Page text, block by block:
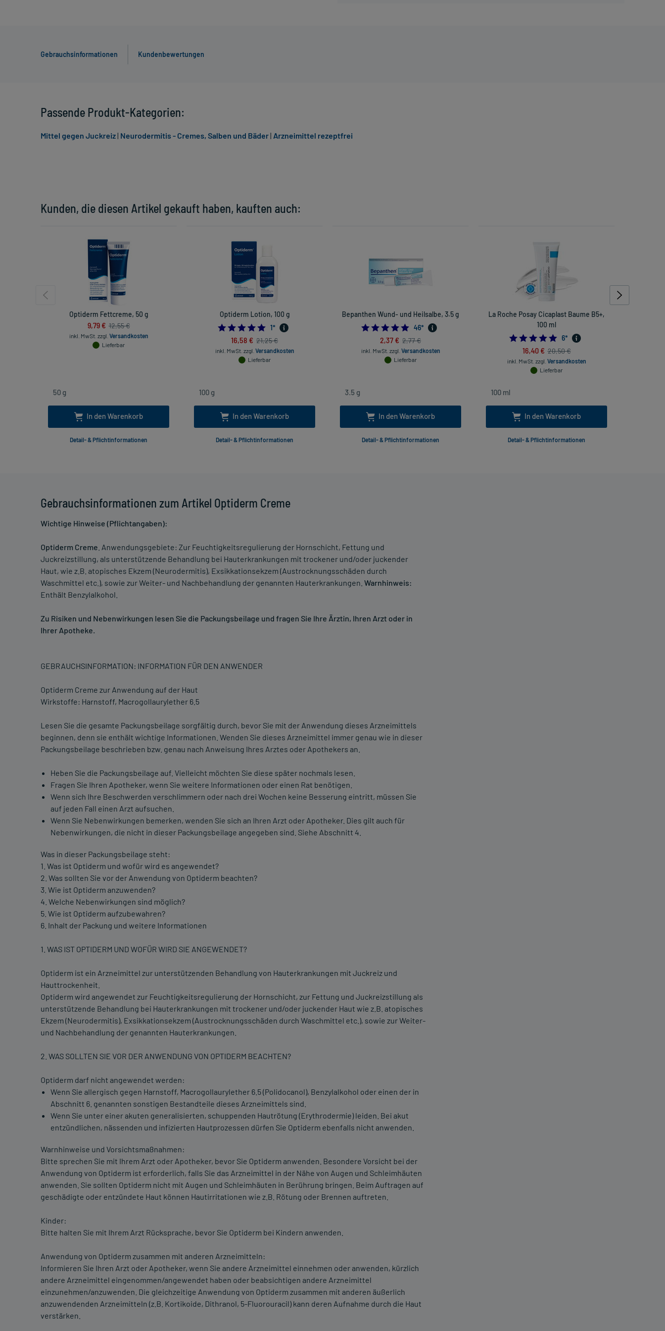
Gebrauchsinformationen Kundenbewertungen
Gebrauchsinformationen zum Artikel Optiderm Creme
Wichtige Hinweise (Pflichtangaben):
Optiderm Creme . Anwendungsgebiete: Zur Feuchtigkeitsregulierung der Hornschicht, Fettung und
Juckreizstillung, als unterstützende Behandlung bei Hauterkrankungen mit trockener und/oder juckender
Haut, wie z.B. atopisches Ekzem (Neurodermitis), Exsikkationsekzem (Austrocknungsschäden durch
Waschmittel etc.), sowie zur Weiter- und Nachbehandlung der genannten Hauterkrankungen. Warnhinweis:
Enthält Benzylalkohol.
Zu Risiken und Nebenwirkungen lesen Sie die Packungsbeilage und fragen Sie Ihre Ärztin, Ihren Arzt oder in
Ihrer Apotheke.
GEBRAUCHSINFORMATION: INFORMATION FÜR DEN ANWENDER
Optiderm Creme zur Anwendung auf der Haut
Wirkstoffe: Harnstoff, Macrogollaurylether 6.5
Lesen Sie die gesamte Packungsbeilage sorgfältig durch, bevor Sie mit der Anwendung dieses Arzneimittels
beginnen, denn sie enthält wichtige Informationen. Wenden Sie dieses Arzneimittel immer genau wie in dieser
Packungsbeilage beschrieben bzw. genau nach Anweisung Ihres Arztes oder Apothekers an.
Heben Sie die Packungsbeilage auf. Vielleicht möchten Sie diese später nochmals lesen.
Fragen Sie Ihren Apotheker, wenn Sie weitere Informationen oder einen Rat benötigen.
Wenn sich Ihre Beschwerden verschlimmern oder nach drei Wochen keine Besserung eintritt, müssen Sie
auf jeden Fall einen Arzt aufsuchen.
Wenn Sie Nebenwirkungen bemerken, wenden Sie sich an Ihren Arzt oder Apotheker. Dies gilt auch für
Nebenwirkungen, die nicht in dieser Packungsbeilage angegeben sind. Siehe Abschnitt 4.
Was in dieser Packungsbeilage steht:
1. Was ist Optiderm und wofür wird es angewendet?
2. Was sollten Sie vor der Anwendung von Optiderm beachten?
3. Wie ist Optiderm anzuwenden?
4. Welche Nebenwirkungen sind möglich?
5. Wie ist Optiderm aufzubewahren?
6. Inhalt der Packung und weitere Informationen
1. WAS IST OPTIDERM UND WOFÜR WIRD SIE ANGEWENDET?
Optiderm ist ein Arzneimittel zur unterstützenden Behandlung von Hauterkrankungen mit Juckreiz und
Hauttrockenheit.
Optiderm wird angewendet zur Feuchtigkeitsregulierung der Hornschicht, zur Fettung und Juckreizstillung als
unterstützende Behandlung bei Hauterkrankungen mit trockener und/oder juckender Haut wie z.B. atopisches
Ekzem (Neurodermitis), Exsikkationsekzem (Austrocknungsschäden durch Waschmittel etc.), sowie zur Weiter-
und Nachbehandlung der genannten Hauterkrankungen.
2. WAS SOLLTEN SIE VOR DER ANWENDUNG VON OPTIDERM BEACHTEN?
Optiderm darf nicht angewendet werden:
Wenn Sie allergisch gegen Harnstoff, Macrogollaurylether 6.5 (Polidocanol), Benzylalkohol oder einen der in
Abschnitt 6. genannten sonstigen Bestandteile dieses Arzneimittels sind.
Wenn Sie unter einer akuten generalisierten, schuppenden Hautrötung (Erythrodermie) leiden. Bei akut
entzündlichen, nässenden und infizierten Hautprozessen dürfen Sie Optiderm ebenfalls nicht anwenden.
Warnhinweise und Vorsichtsmaßnahmen:
Bitte sprechen Sie mit Ihrem Arzt oder Apotheker, bevor Sie Optiderm anwenden. Besondere Vorsicht bei der
Anwendung von Optiderm ist erforderlich, falls Sie das Arzneimittel in der Nähe von Augen und Schleimhäuten
anwenden. Sie sollten Optiderm nicht mit Augen und Schleimhäuten in Berührung bringen. Beim Auftragen auf
geschädigte oder entzündete Haut können Hautirritationen wie z.B. Rötung oder Brennen auftreten.
Kinder:
Bitte halten Sie mit Ihrem Arzt Rücksprache, bevor Sie Optiderm bei Kindern anwenden.
Anwendung von Optiderm zusammen mit anderen Arzneimitteln:
Informieren Sie Ihren Arzt oder Apotheker, wenn Sie andere Arzneimittel einnehmen oder anwenden, kürzlich
andere Arzneimittel eingenommen/angewendet haben oder beabsichtigen andere Arzneimittel
einzunehmen/anzuwenden. Die gleichzeitige Anwendung von Optiderm zusammen mit anderen äußerlich
anzuwendenden Arzneimitteln (z.B. Kortikoide, Dithranol, 5-Fluorouracil) kann deren Aufnahme durch die Haut
verstärken.
Kunden, die diesen Artikel gekauft haben, kauften auch:
Optiderm Fettcreme, 50 g
9,79 € 12,55 €
inkl. MwSt. zzgl. Versandkosten
Lieferbar
In den Warenkorb
Detail- & Pflichtinformationen
Optiderm Lotion, 100 g
5.0
1*
16,58 € 21,25 €
inkl. MwSt. zzgl. Versandkosten
Lieferbar
In den Warenkorb
Detail- & Pflichtinformationen
Bepanthen Wund- und Heilsalbe, 3.5 g
5.0
46*
2,37 € 2,77 €
inkl. MwSt. zzgl. Versandkosten
Lieferbar
In den Warenkorb
Detail- & Pflichtinformationen
La Roche Posay Cicaplast Baume B5+,
100 ml
5.0
6*
16,40 € 20,50 €
inkl. MwSt. zzgl. Versandkosten
Lieferbar
In den Warenkorb
Detail- & Pflichtinformationen
Passende Produkt-Kategorien:
Mittel gegen Juckreiz| Neurodermitis - Cremes, Salben und Bäder| Arzneimittel rezeptfrei